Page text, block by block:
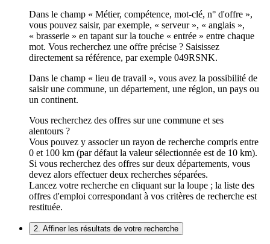
Dans le champ « Métier, compétence, mot-clé, n° d'offre »,
vous pouvez saisir, par exemple, « serveur », « anglais »,
« brasserie » en tapant sur la touche « entrée » entre chaque
mot. Vous recherchez une offre précise ? Saisissez
directement sa référence, par exemple 049RSNK.
Dans le champ « lieu de travail », vous avez la possibilité de
saisir une commune, un département, une région, un pays ou
un continent.
Vous recherchez des offres sur une commune et ses
alentours ?
Vous pouvez y associer un rayon de recherche compris entre
0 et 100 km (par défaut la valeur sélectionnée est de 10 km).
Si vous recherchez des offres sur deux départements, vous
devez alors effectuer deux recherches séparées.
Lancez votre recherche en cliquant sur la loupe ; la liste des
offres d'emploi correspondant à vos critères de recherche est
restituée.
2. Affiner les résultats de votre recherche